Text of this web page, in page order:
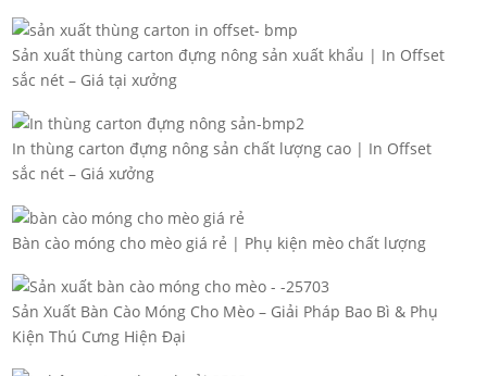
Sản xuất thùng carton đựng nông sản xuất khẩu | In Offset
sắc nét – Giá tại xưởng
In thùng carton đựng nông sản chất lượng cao | In Offset
sắc nét – Giá xưởng
Bàn cào móng cho mèo giá rẻ | Phụ kiện mèo chất lượng
Sản Xuất Bàn Cào Móng Cho Mèo – Giải Pháp Bao Bì & Phụ
Kiện Thú Cưng Hiện Đại